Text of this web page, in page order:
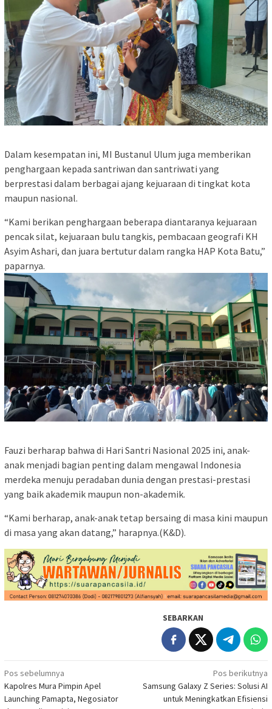
Dalam kesempatan ini, MI Bustanul Ulum juga memberikan
penghargaan kepada santriwan dan santriwati yang
berprestasi dalam berbagai ajang kejuaraan di tingkat kota
maupun nasional.
“Kami berikan penghargaan beberapa diantaranya kejuaraan
pencak silat, kejuaraan bulu tangkis, pembacaan geografi KH
Asyim Ashari, dan juara bertutur dalam rangka HAP Kota Batu,”
paparnya.
Fauzi berharap bahwa di Hari Santri Nasional 2025 ini, anak-
anak menjadi bagian penting dalam mengawal Indonesia
merdeka menuju peradaban dunia dengan prestasi-prestasi
yang baik akademik maupun non-akademik.
“Kami berharap, anak-anak tetap bersaing di masa kini maupun
di masa yang akan datang,” harapnya.(K&D).
SEBARKAN
Navigasi
pos
Pos sebelumnya
Kapolres Mura Pimpin Apel
Launching Pamapta, Negosiator
Pos berikutnya
Samsung Galaxy Z Series: Solusi AI
untuk Meningkatkan Efisiensi